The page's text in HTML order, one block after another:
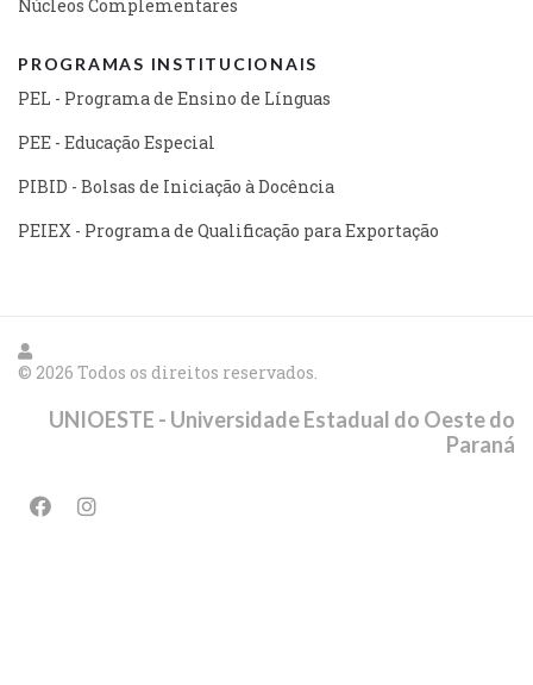
Núcleos Complementares
PROGRAMAS INSTITUCIONAIS
PEL - Programa de Ensino de Línguas
PEE - Educação Especial
PIBID - Bolsas de Iniciação à Docência
PEIEX - Programa de Qualificação para Exportação
© 2026 Todos os direitos reservados.
UNIOESTE - Universidade Estadual do Oeste do
Paraná